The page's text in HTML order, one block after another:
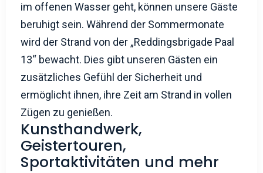
im offenen Wasser geht, können unsere Gäste
beruhigt sein. Während der Sommermonate
wird der Strand von der „Reddingsbrigade Paal
13“ bewacht. Dies gibt unseren Gästen ein
zusätzliches Gefühl der Sicherheit und
ermöglicht ihnen, ihre Zeit am Strand in vollen
Zügen zu genießen.
Kunsthandwerk,
Geistertouren,
Sportaktivitäten und mehr